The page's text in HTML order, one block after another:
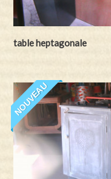
table heptagonale
NOUVEAU